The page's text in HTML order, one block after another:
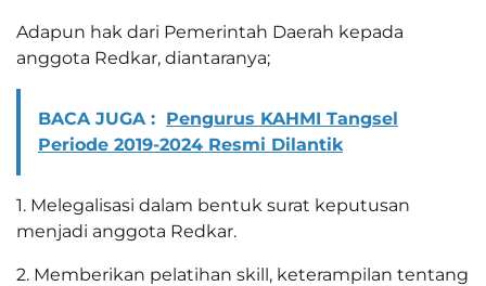
Adapun hak dari Pemerintah Daerah kepada
anggota Redkar, diantaranya;
BACA JUGA : Pengurus KAHMI Tangsel
Periode 2019-2024 Resmi Dilantik
1. Melegalisasi dalam bentuk surat keputusan
menjadi anggota Redkar.
2. Memberikan pelatihan skill, keterampilan tentang